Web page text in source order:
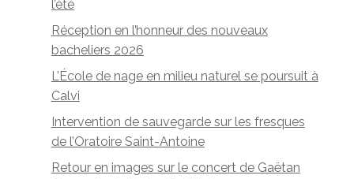
l’été
Réception en l’honneur des nouveaux
bacheliers 2026
L’École de nage en milieu naturel se poursuit à
Calvi
Intervention de sauvegarde sur les fresques
de l’Oratoire Saint-Antoine
Retour en images sur le concert de Gaëtan